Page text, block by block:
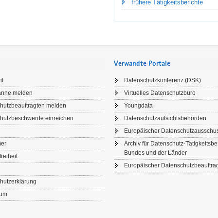
PER E-MAIL
Sie auf dem Laufenden!
Newsletter der Sächsischen Datenschutz- und
Praxiswissen – kostenlos und direkt in Ihr E-Mail-Postfach.
frühere Tätigkeitsberichte
melden
melden
einreichen
Verwandte Portale
Datenschutzkonferenz (DSK)
Virtuelles Datenschutzbüro
Youngdata
Datenschutzaufsichtsbehörden
Europäischer
Archiv für Datenschutz-
Bundes und der Länder
Europäischer